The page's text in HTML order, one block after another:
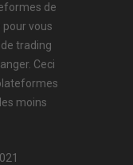
de
pour vous
trading
Ceci
moins